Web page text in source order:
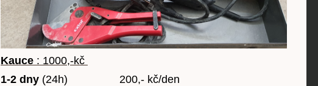
Kauce : 1000,-kč
1-2 dny (24h) 200,- kč/den